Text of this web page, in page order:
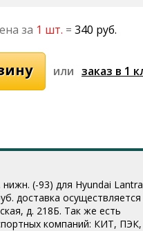
за 1 шт. = 340 руб.
или
(-93) для Hyundai Lantra
доставка осуществляется
д. 218Б. Так же есть
компаний: КИТ, ПЭК,